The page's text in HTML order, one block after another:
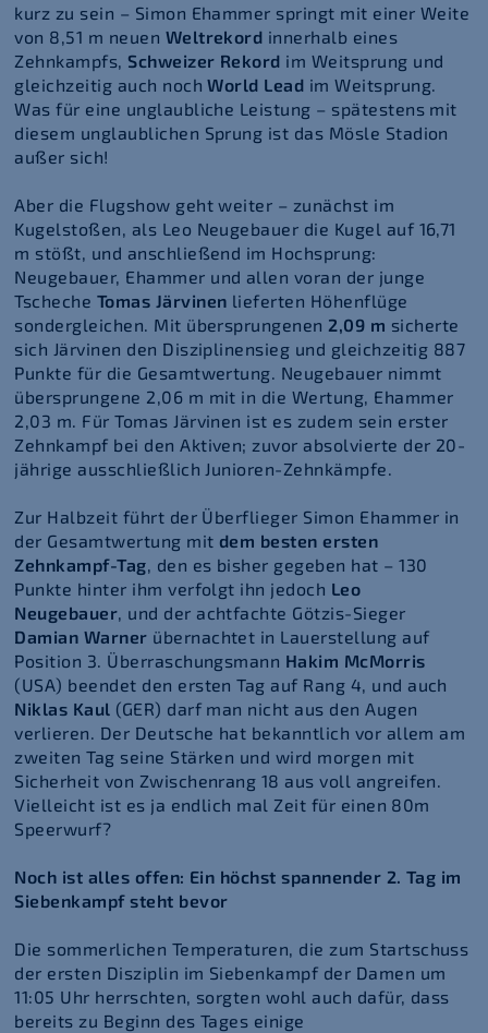
kurz zu sein – Simon Ehammer springt mit einer Weite
von 8,51 m neuen Weltrekord innerhalb eines
Zehnkampfs, Schweizer Rekord im Weitsprung und
gleichzeitig auch nochWorld Lead im Weitsprung.
Was für eine unglaubliche Leistung – spätestens mit
diesem unglaublichen Sprung ist das Mösle Stadion
außer sich!
Aber die Flugshow geht weiter – zunächst im
Kugelstoßen, als Leo Neugebauer die Kugel auf 16,71
m stößt, und anschließend im Hochsprung:
Neugebauer, Ehammer und allen voran der junge
Tscheche Tomas Järvinen lieferten Höhenflüge
sondergleichen. Mit übersprungenen 2,09 m sicherte
sich Järvinen den Disziplinensieg und gleichzeitig 887
Punkte für die Gesamtwertung. Neugebauer nimmt
übersprungene 2,06 m mit in die Wertung, Ehammer
2,03 m. Für Tomas Järvinen ist es zudem sein erster
Zehnkampf bei den Aktiven; zuvor absolvierte der 20-
jährige ausschließlich Junioren-Zehnkämpfe.
Zur Halbzeit führt der Überflieger Simon Ehammer in
der Gesamtwertung mit dem besten ersten
Zehnkampf-Tag, den es bisher gegeben hat – 130
Punkte hinter ihm verfolgt ihn jedoch Leo
Neugebauer, und der achtfachte Götzis-Sieger
Damian Warner übernachtet in Lauerstellung auf
Position 3. Überraschungsmann Hakim McMorris
(USA) beendet den ersten Tag auf Rang 4, und auch
Niklas Kaul (GER) darf man nicht aus den Augen
verlieren. Der Deutsche hat bekanntlich vor allem am
zweiten Tag seine Stärken und wird morgen mit
Sicherheit von Zwischenrang 18 aus voll angreifen.
Vielleicht ist es ja endlich mal Zeit für einen 80m
Speerwurf?
Noch ist alles offen: Ein höchst spannender 2. Tag im
Siebenkampf steht bevor
Die sommerlichen Temperaturen, die zum Startschuss
der ersten Disziplin im Siebenkampf der Damen um
11:05 Uhr herrschten, sorgten wohl auch dafür, dass
bereits zu Beginn des Tages einige